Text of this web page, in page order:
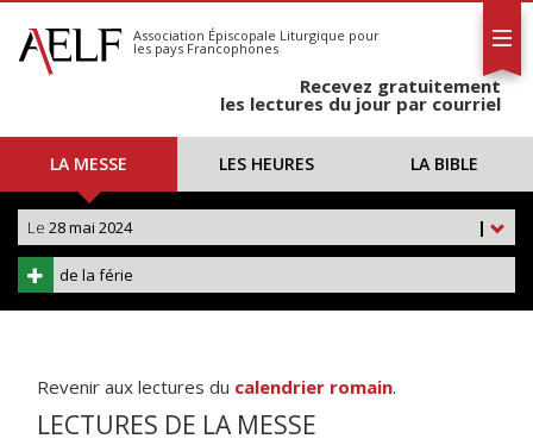
S'abonner
Calendrier
Association Épiscopale Liturgique pour
les pays Francophones
Recevez gratuitement
les lectures du jour par courriel
LA MESSE LES HEURES LA BIBLE
|
Le 28 mai 2024
de la férie
Revenir aux lectures du calendrier romain.
LECTURES DE LA MESSE